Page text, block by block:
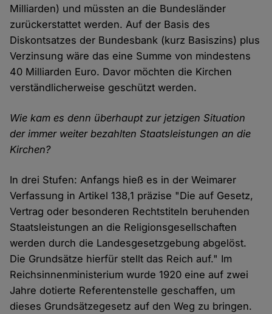
Milliarden) und müssten an die Bundesländer
zurückerstattet werden. Auf der Basis des
Diskontsatzes der Bundesbank (kurz Basiszins) plus
Verzinsung wäre das eine Summe von mindestens
40 Milliarden Euro. Davor möchten die Kirchen
verständlicherweise geschützt werden.
Wie kam es denn überhaupt zur jetzigen Situation
der immer weiter bezahlten Staatsleistungen an die
Kirchen?
In drei Stufen: Anfangs hieß es in der Weimarer
Verfassung in Artikel 138,1 präzise "Die auf Gesetz,
Vertrag oder besonderen Rechtstiteln beruhenden
Staatsleistungen an die Religionsgesellschaften
werden durch die Landesgesetzgebung abgelöst.
Die Grundsätze hierfür stellt das Reich auf." Im
Reichsinnenministerium wurde 1920 eine auf zwei
Jahre dotierte Referentenstelle geschaffen, um
dieses Grundsätzegesetz auf den Weg zu bringen.